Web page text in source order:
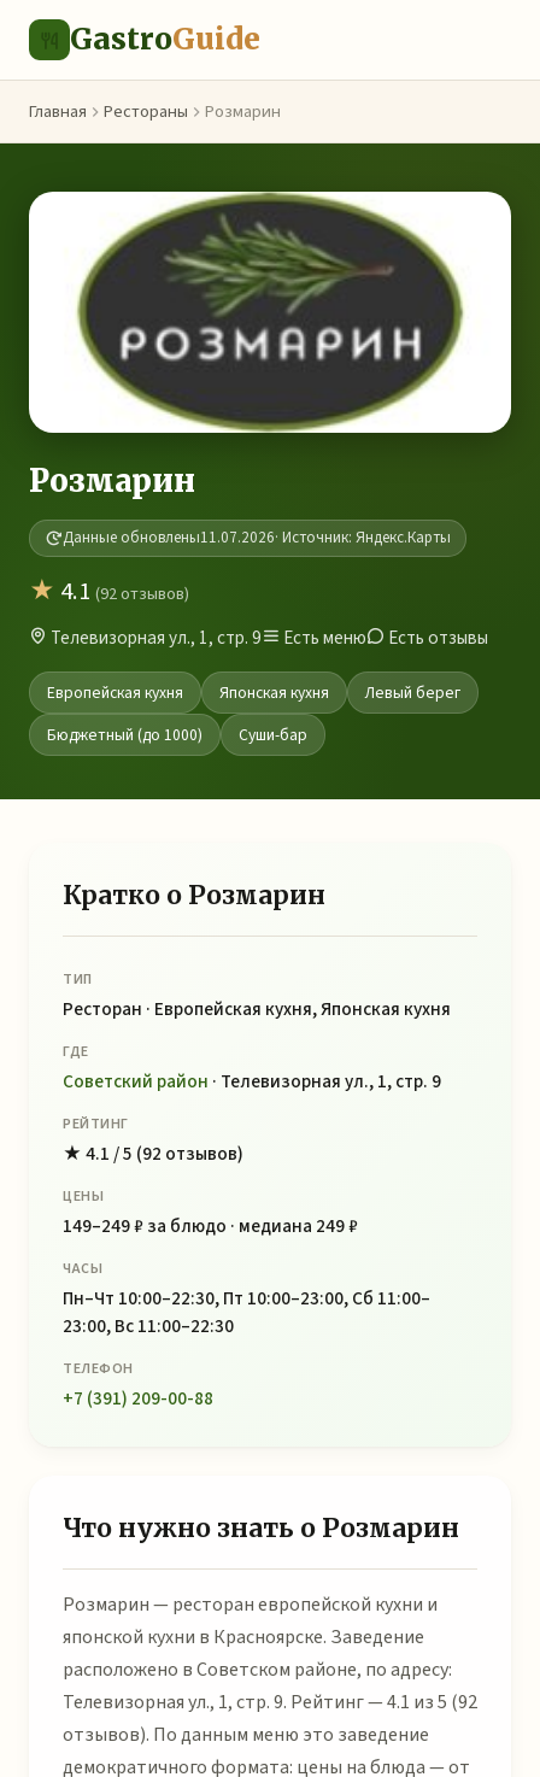
GastroGuide
Главная Рестораны Розмарин
Розмарин
Данные обновлены11.07.2026· Источник: Яндекс.Карты
★ 4.1 (92 отзывов)
Телевизорная ул., 1, стр. 9 Есть меню Есть отзывы
Европейская кухня Японская кухня
Левый берег
Бюджетный (до 1000)
Суши-бар
Кратко о Розмарин
ТИП
Ресторан · Европейская кухня, Японская кухня
ГДЕ
Советский район · Телевизорная ул., 1, стр. 9
РЕЙТИНГ
★ 4.1 / 5 (92 отзывов)
ЦЕНЫ
149–249 ₽ за блюдо · медиана 249 ₽
ЧАСЫ
Пн–Чт 10:00–22:30, Пт 10:00–23:00, Сб 11:00–
23:00, Вс 11:00–22:30
ТЕЛЕФОН
+7 (391) 209-00-88
Что нужно знать о Розмарин
Розмарин — ресторан европейской кухни и
японской кухни в Красноярске. Заведение
расположено в Советском районе, по адресу:
Телевизорная ул., 1, стр. 9. Рейтинг — 4.1 из 5 (92
отзывов). По данным меню это заведение
демократичного формата: цены на блюда — от